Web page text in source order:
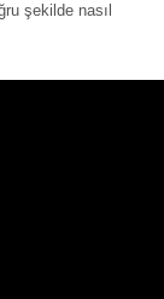
şekilde nasıl